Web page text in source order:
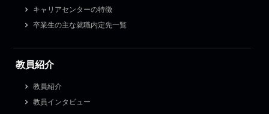
キャリアセンターの特徴
卒業生の主な就職内定先一覧
教員紹介
教員紹介
教員インタビュー